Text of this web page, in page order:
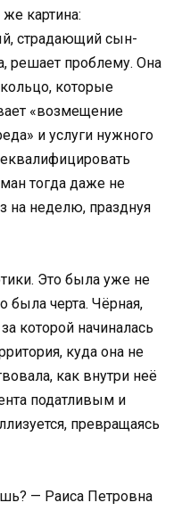
картина:
страдающий сын-
решает проблему. Она
которые
«возмещение
и услуги нужного
тогда даже не
на неделю, празднуя
Это была уже не
была черта. Чёрная,
которой начиналась
куда она не
как внутри неё
податливым и
превращаясь
— Раиса Петровна